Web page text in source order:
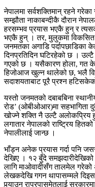
नेपालमा सर्वशक्तिमान् रहने
सम्झौता नाकाबन्दीकै दौरान
हरसम्भव प्रयास भएकै हुन् र
भएकै हुन् । तर, मुलुकमा विकसित
जनमतका अगाडि पर्दापछाडिका
दिनप्रतिदिन घटिरहेको छ ।
गएको छ । यसैकारण होला, गत
हिजोआज खुल्न थालेको छ, भलै
सदाशयताबाट पूरै प्रश्न
यस्तो जनमतको दबाबबिना
रोड’ (ओबीओआर)मा सहभागिता
खोज्ने शक्ति नै उल्टै अलोकप्रिय
लगातार नेपालको राष्ट्रिय
नेपालीलाई जान्छ ।
भाँड्न अनेक प्रयास गर्दा पनि
देखिए । १२ बुँदे समझदारीदेखिको
लागि माओवादीसँग तालमेल
लेखकदेखि गगन थापासम्मले
पुर्‍याउन राप्रपासमेतलाई